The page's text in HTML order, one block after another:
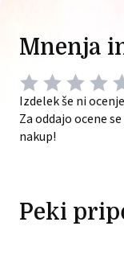
Mnenja
Izdelek še ni
Za oddajo ocene
nakup!
Peki